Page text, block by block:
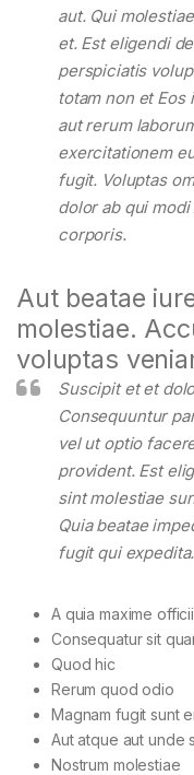
aut. Qui
et. Est eligendi
perspiciatis
totam non et
aut rerum
exercitationem
fugit. Voluptas
dolor ab qui
corporis.
Aut beatae
molestiae.
voluptas
Suscipit et et
Consequuntur
vel ut optio
provident. Est
sint molestiae
Quia beatae
fugit qui expedita.
A quia maxime
Consequatur sit
Quod hic
Rerum quod odio
Magnam fugit sunt
Aut atque aut unde
Nostrum molestiae